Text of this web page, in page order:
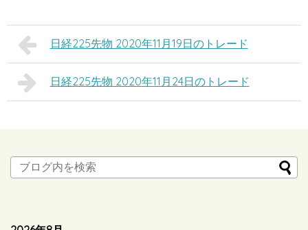
日経225先物 2020年11月19日のトレード
日経225先物 2020年11月24日のトレード